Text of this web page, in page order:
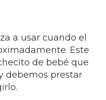
a usar cuando el
Este
de bebé que
debemos prestar